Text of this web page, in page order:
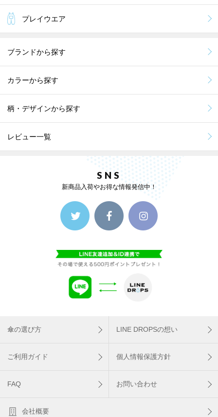
プレイウエア
ブランドから探す
カラーから探す
柄・デザインから探す
レビュー一覧
SNS
新商品入荷やお得な情報発信中！
傘の選び方 LINE DROPSの想い
ご利用ガイド 個人情報保護方針
FAQ お問い合わせ
会社概要